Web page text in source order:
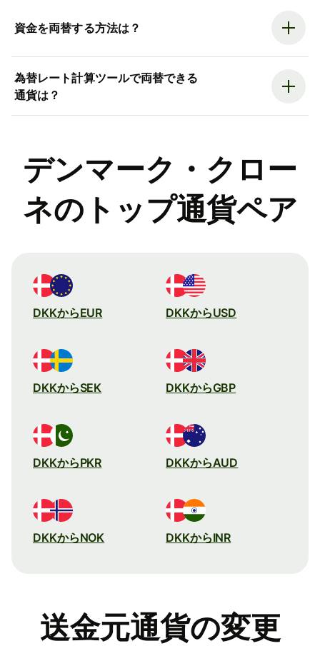
資金を両替する方法は？
為替レート計算ツールで両替できる
通貨は？
デンマーク・クロー
ネのトップ通貨ペア
DKKからEUR DKKからUSD
DKKからSEK DKKからGBP
DKKからPKR DKKからAUD
DKKからNOK DKKからINR
送金元通貨の変更